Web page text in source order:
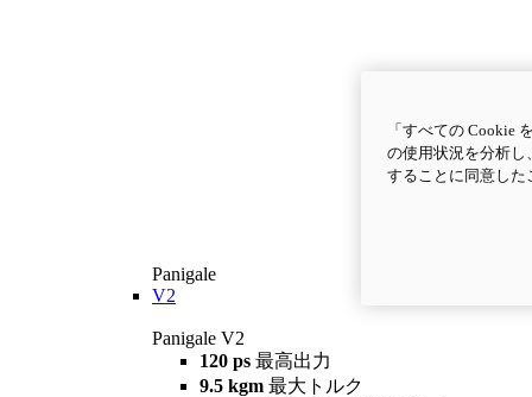
Panigale
V2
Panigale V2
120 ps 最高出力
9.5 kgm 最大トルク
「すべての Cookie
の使用状況を分析し
することに同意し